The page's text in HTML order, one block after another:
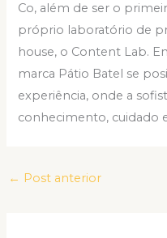
Co, além de ser o
próprio laboratório de
house, o Content Lab.
marca Pátio Batel se
experiência, onde a
conhecimento, cuidado
← Post anterior